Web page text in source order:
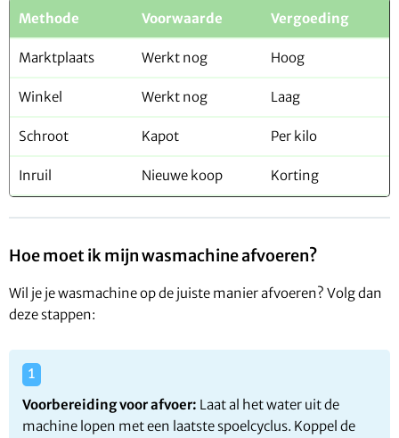
Methode Voorwaarde Vergoeding
Marktplaats Werkt nog Hoog
Winkel Werkt nog Laag
Schroot Kapot Per kilo
Inruil Nieuwe koop Korting
Hoe moet ik mijn wasmachine afvoeren?
Wil je je wasmachine op de juiste manier afvoeren? Volg dan
deze stappen:
Voorbereiding voor afvoer: Laat al het water uit de
machine lopen met een laatste spoelcyclus. Koppel de